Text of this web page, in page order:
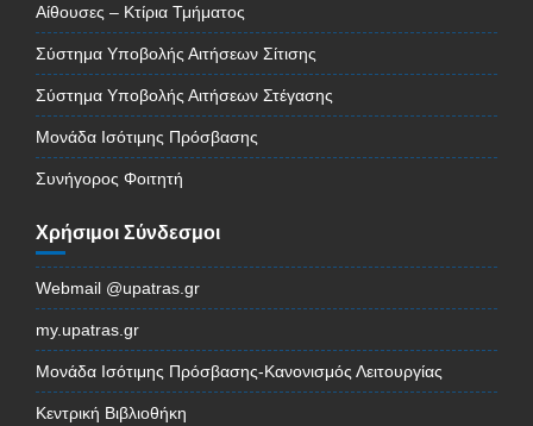
Αίθουσες – Κτίρια Τμήματος
Σύστημα Υποβολής Αιτήσεων Σίτισης
Σύστημα Υποβολής Αιτήσεων Στέγασης
Μονάδα Ισότιμης Πρόσβασης
Συνήγορος Φοιτητή
Χρήσιμοι Σύνδεσμοι
Webmail @upatras.gr
my.upatras.gr
Μονάδα Ισότιμης Πρόσβασης-Κανονισμός Λειτουργίας
Κεντρική Βιβλιοθήκη